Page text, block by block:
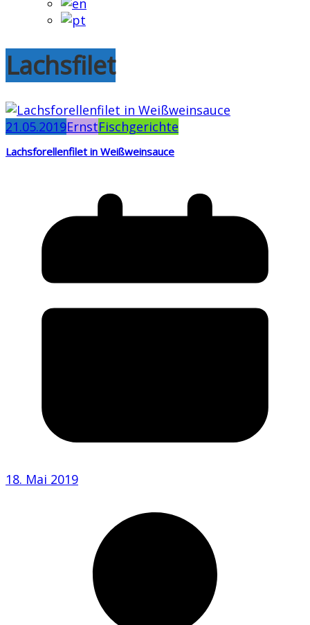
Lachsfilet
21.05.2019ErnstFischgerichte
Lachsforellenfilet in Weißweinsauce
18. Mai 2019